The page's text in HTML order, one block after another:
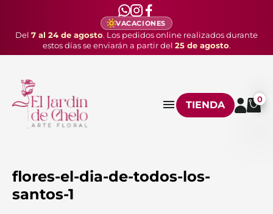
VACACIONES
Del 7 al 24 de agosto. Los pedidos online realizados durante
estos días se enviarán a partir del 25 de agosto.
TIENDA 0
flores-el-dia-de-todos-los-
santos-1